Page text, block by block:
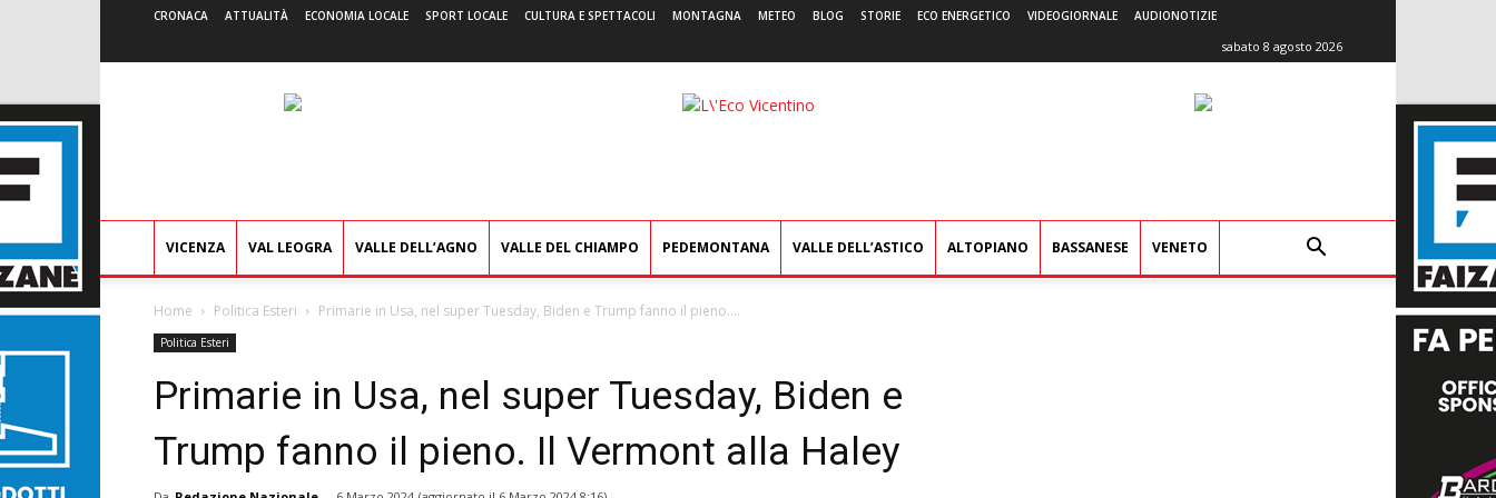
CRONACA ATTUALITÀ ECONOMIA LOCALE SPORT LOCALE CULTURA E SPETTACOLI MONTAGNA METEO BLOG STORIE ECO ENERGETICO VIDEOGIORNALE AUDIONOTIZIE
sabato 8 agosto 2026
L'Eco
VICENZA VAL LEOGRA VALLE DELL’AGNO VALLE DEL CHIAMPO PEDEMONTANA VALLE DELL’ASTICO ALTOPIANO BASSANESE VENETO
Home Politica Esteri Primarie in Usa, nel super Tuesday, Biden e Trump fanno il pieno....
Politica Esteri
Primarie in Usa, nel super Tuesday, Biden e
Trump fanno il pieno. Il Vermont alla Haley